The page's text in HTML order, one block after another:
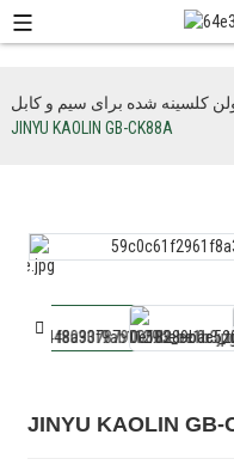
کلسینه شده برای سیم و کابل
JINYU KAOLIN GB-CK88A
JINYU KAOLIN GB-